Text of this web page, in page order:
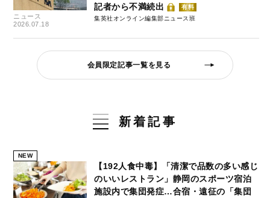
ニュース
2026.07.18
記者から不満続出
有料
集英社オンライン編集部ニュース班
会員限定記事一覧を見る
新着記事
NEW
【192人食中毒】「清潔で品数の多い感じ
のいいレストラン」静岡のスポーツ宿泊
施設内で集団発症…合宿・遠征の「集団